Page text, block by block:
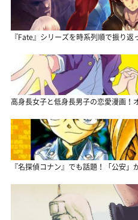
『Fate』シリーズを時系列順で振り返
高身長女子と低身長男子の恋愛漫画！
『名探偵コナン』でも話題！「公安」